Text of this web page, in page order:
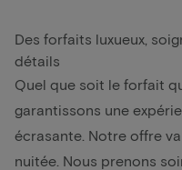
Des forfaits luxueux,
détails
Quel que soit le forfait
garantissons une
écrasante. Notre offre
nuitée. Nous prenons